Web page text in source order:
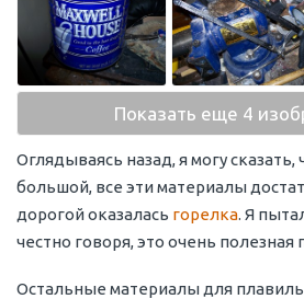
Показать еще 4
Оглядываясь назад, я могу сказать,
большой, все эти материалы
дорогой оказалась горелка. Я
честно говоря, это очень полезная
Остальные материалы для